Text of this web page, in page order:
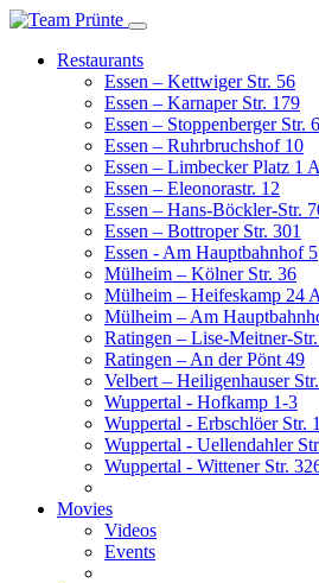
Restaurants
Essen – Kettwiger Str. 56
Essen – Karnaper Str. 179
Essen – Stoppenberger Str.
Essen – Ruhrbruchshof 10
Essen – Limbecker Platz 1 A
Essen – Eleonorastr. 12
Essen – Hans-Böckler-Str.
Essen – Bottroper Str. 301
Essen - Am Hauptbahnhof 5
Mülheim – Kölner Str. 36
Mülheim – Heifeskamp 24 A
Mülheim – Am
Ratingen – Lise-Meitner-
Ratingen – An der Pönt 49
Velbert – Heiligenhauser
Wuppertal - Hofkamp 1-3
Wuppertal - Erbschlöer Str.
Wuppertal - Uellendahler
Wuppertal - Wittener Str.
Movies
Videos
Events